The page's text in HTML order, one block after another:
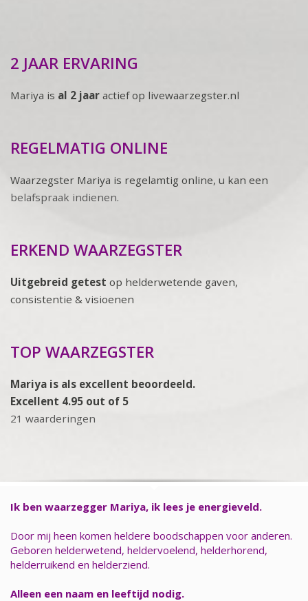
2 JAAR ERVARING
Mariya is al 2 jaar actief op livewaarzegster.nl
REGELMATIG ONLINE
Waarzegster Mariya is regelamtig online, u kan een
belafspraak indienen.
ERKEND WAARZEGSTER
Uitgebreid getest op helderwetende gaven,
consistentie & visioenen
TOP WAARZEGSTER
Mariya is als excellent beoordeeld.
Excellent 4.95 out of 5
21 waarderingen
Ik ben waarzegger Mariya, ik lees je energieveld.
Door mij heen komen heldere boodschappen voor anderen.
Geboren helderwetend, heldervoelend, helderhorend,
helderruikend en helderziend.
Alleen een naam en leeftijd nodig.